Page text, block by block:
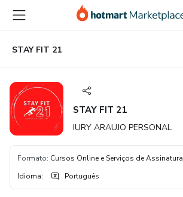
para
conteúdo
principal
para
pagamento
para
rodapé
STAY FIT 21
STAY FIT 21
IURY ARAUJO PERSONAL
Formato: Cursos Online e Serviços de Assinatura
Idioma: Português